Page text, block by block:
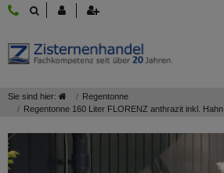
Sie sind hier:
Regentonne
Regentonne 160 Liter FLORENZ anthrazit inkl. Hahn